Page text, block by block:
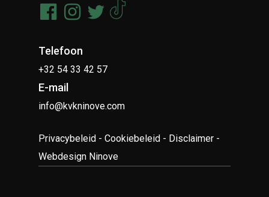
Telefoon
+32 54 33 42 57
E-mail
info@kvkninove.com
Privacybeleid -Cookiebeleid - Disclaimer -
Webdesign Ninove